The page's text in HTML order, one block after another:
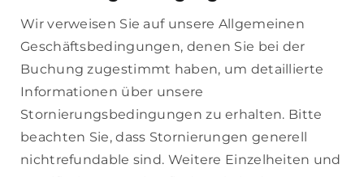
Wir verweisen Sie auf unsere Allgemeinen
Geschäftsbedingungen, denen Sie bei der
Buchung zugestimmt haben, um detaillierte
Informationen über unsere
Stornierungsbedingungen zu erhalten. Bitte
beachten Sie, dass Stornierungen generell
nichtrefundable sind. Weitere Einzelheiten und